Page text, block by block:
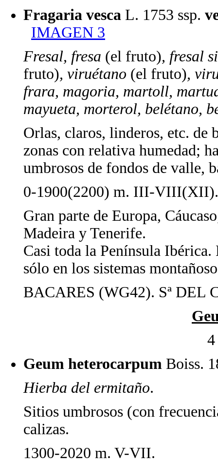
Fragaria vesca L. 1753 ssp.
IMAGEN 3
Fresal, fresa (el fruto), fresal
fruto), viruétano (el fruto),
frara, magoria, martoll,
mayueta, morterol, belétano,
Orlas, claros, linderos, etc. de
zonas con relativa humedad;
umbrosos de fondos de valle,
0-1900(2200) m. III-VIII(XII).
Gran parte de Europa,
Madeira y Tenerife.
Casi toda la Península Ibérica.
sólo en los sistemas
BACARES (WG42). Sª DEL
4
Geum heterocarpum Boiss.
Hierba del ermitaño.
Sitios umbrosos (con
calizas.
1300-2020 m. V-VII.